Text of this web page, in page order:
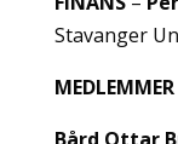
Stavanger
MEDLEMMER
Bård Ottar